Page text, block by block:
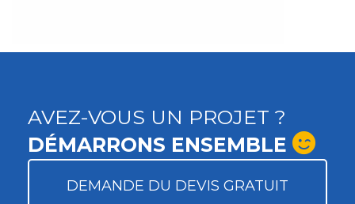
AVEZ-VOUS UN PROJET ?
DÉMARRONS ENSEMBLE
DEMANDE DU DEVIS GRATUIT